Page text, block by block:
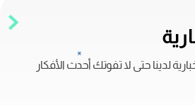
لدينا حتى لا تفوتك أحدث الأفكار